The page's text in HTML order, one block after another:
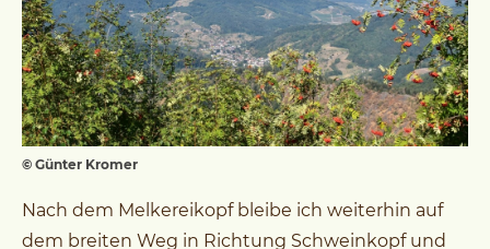
© Günter Kromer
Nach dem Melkereikopf bleibe ich weiterhin auf
dem breiten Weg in Richtung Schweinkopf und